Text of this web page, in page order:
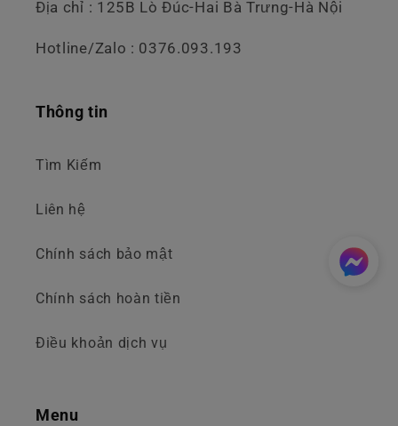
Địa chỉ : 125B Lò Đúc-Hai Bà Trưng-Hà Nội
Hotline/Zalo : 0376.093.193
Thông tin
Tìm Kiếm
Liên hệ
Chính sách bảo mật
Chính sách hoàn tiền
Điều khoản dịch vụ
Menu